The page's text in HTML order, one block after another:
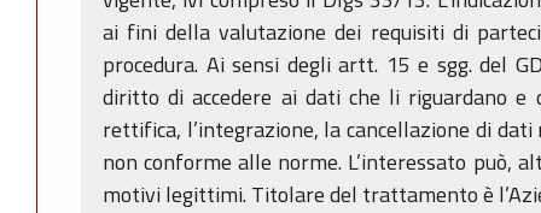
ai fini della valutazione dei requisiti di
procedura. Ai sensi degli artt. 15 e sgg. del
diritto di accedere ai dati che li riguardano e
rettifica, l’integrazione, la cancellazione di
non conforme alle norme. L’interessato può,
motivi legittimi. Titolare del trattamento è